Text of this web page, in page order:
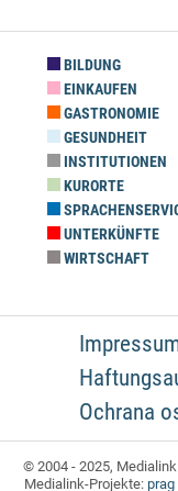
BILDUNG
EINKAUFEN
GASTRONOMIE
GESUNDHEIT
INSTITUTIONEN
KURORTE
UNTERKÜNFTE
WIRTSCHAFT
Ochrana
© 2004 - 2025,
Medialink-Projekte: prag